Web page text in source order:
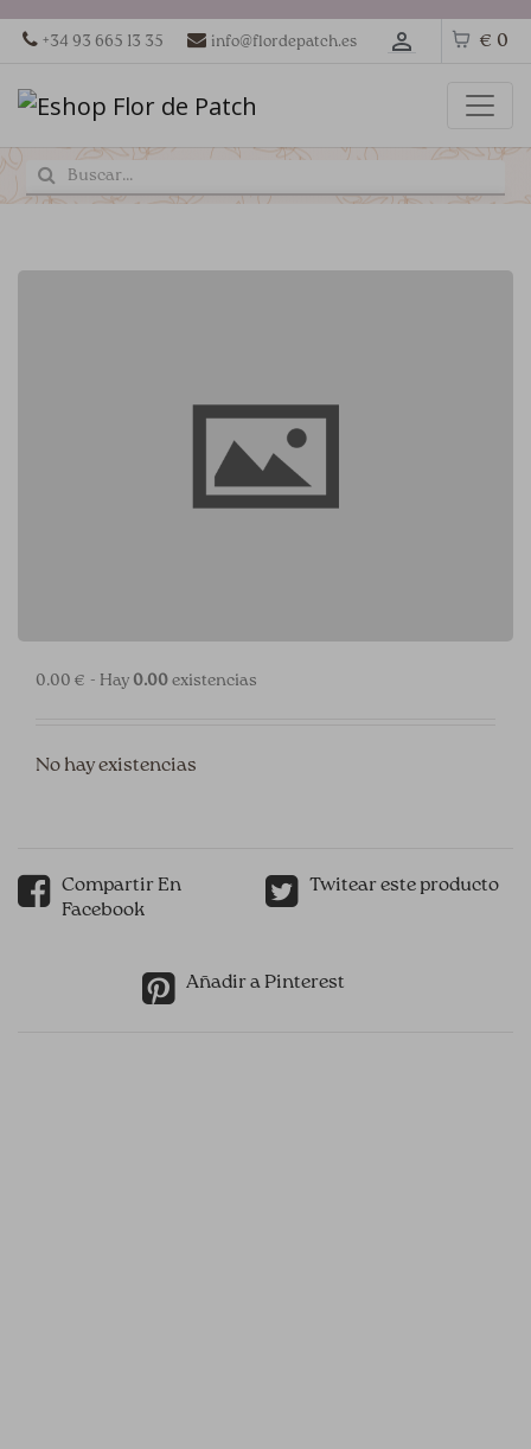
+34 93 665 13 35 info@flordepatch.es € 0
0.00 € - Hay 0.00existencias
No hay existencias
Compartir En
Facebook
Twitear este producto
Añadir a Pinterest